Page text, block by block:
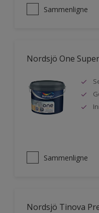
Sammenligne
Nordsjö One
Sammenligne
Nordsjö Tinova